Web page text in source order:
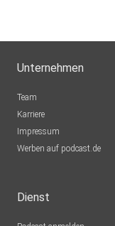
Unternehmen
Team
Karriere
Impressum
Werben auf podcast.de
Dienst